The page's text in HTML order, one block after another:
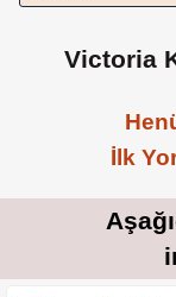
Victoria
İlk